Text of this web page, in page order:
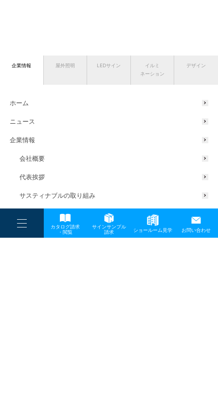
----
----
-
カタログ請求
・閲覧
サインサンプル
請求
ショールーム見学 お問い合わせ
企業情報 屋外照明 LEDサイン
イルミ
ネーション
デザイン
ホーム
ニュース
企業情報
会社概要
代表挨拶
サスティナブルの取り組み
一般事業主行動計画